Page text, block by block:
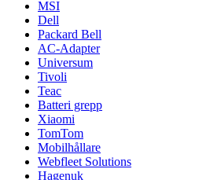
MSI
Dell
Packard Bell
AC-Adapter
Universum
Tivoli
Teac
Batteri grepp
Xiaomi
TomTom
Mobilhållare
Webfleet Solutions
Hagenuk